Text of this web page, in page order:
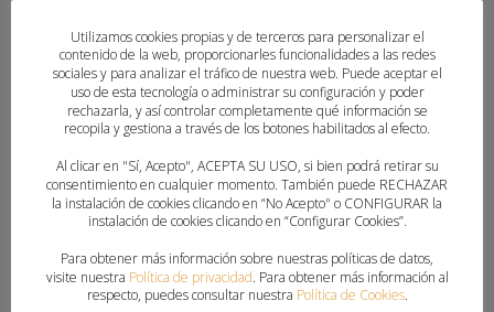
Concentración en Mollina para preparar el Campeonato de
Europa Sebastián Hernández ofreció la lista de 16
jugadores que se concentrarán en Mollina del 13 al 19 de
junio para preparar el Campeonato de Europa de este
verano. Dentro de esta convocatoria se encuentra Agustín
Soria como representante de la #Comunitatdelahandbol.
Convocatoria completa:
PUBLICADO EN BALONMANO PLAYA FEDERACION ,PORTADA
SELECCIONES NACIONALES
Utilizamos cookies propias y de terceros para personalizar el
contenido de la web, proporcionarles funcionalidades a las redes
sociales y para analizar el tráfico de nuestra web. Puede aceptar el
uso de esta tecnología o administrar su configuración y poder
rechazarla, y así controlar completamente qué información se
recopila y gestiona a través de los botones habilitados al efecto.
Al clicar en "Sí, Acepto", ACEPTA SU USO, si bien podrá retirar su
consentimiento en cualquier momento. También puede RECHAZAR
la instalación de cookies clicando en “No Acepto" o CONFIGURAR la
instalación de cookies clicando en “Configurar Cookies”.
Para obtener más información sobre nuestras políticas de datos,
visite nuestra Política de privacidad. Para obtener más información al
respecto, puedes consultar nuestra Política de Cookies.